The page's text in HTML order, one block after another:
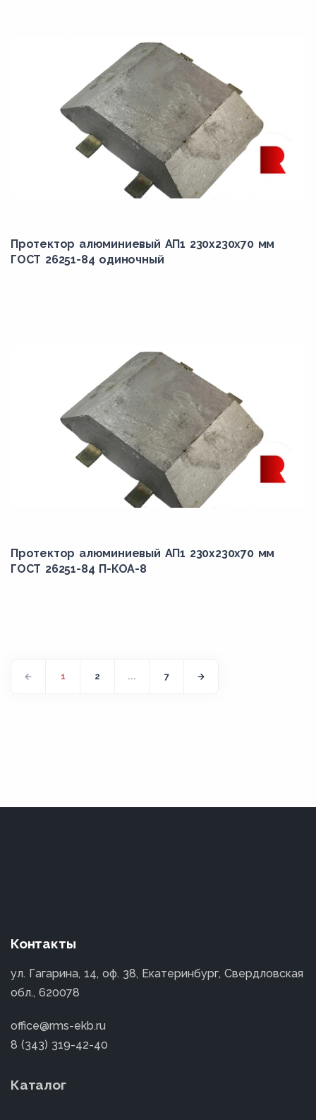
Протектор алюминиевый АП1 230х230х70 мм
ГОСТ 26251-84 одиночный
Протектор алюминиевый АП1 230х230х70 мм
ГОСТ 26251-84 П-КОА-8
1 2 ... 7
Контакты
ул. Гагарина, 14, оф. 38, Екатеринбург, Свердловская
обл., 620078
office@rms-ekb.ru
8 (343) 319-42-40
Каталог